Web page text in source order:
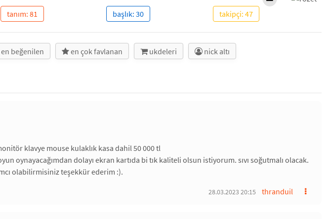
tanım: 81 başlık: 30 takipçi: 47
en beğenilen en çok favlanan ukdeleri nick altı
klavye mouse kulaklık kasa dahil 50 000 tl
oynayacağımdan dolayı ekran kartıda bi tık kaliteli olsun istiyorum. sıvı soğutmalı olacak.
olabilirmisiniz teşekkür ederim :).
thranduil
28.03.2023 20:15